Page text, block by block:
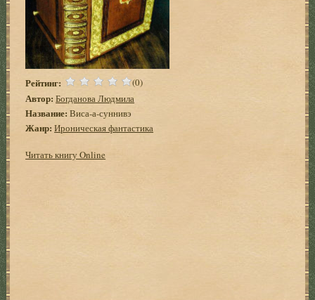
Рейтинг: (0)
Автор: Богданова Людмила
Название: Виса-а-суннивэ
Жанр: Ироническая фантастика
Читать книгу Online